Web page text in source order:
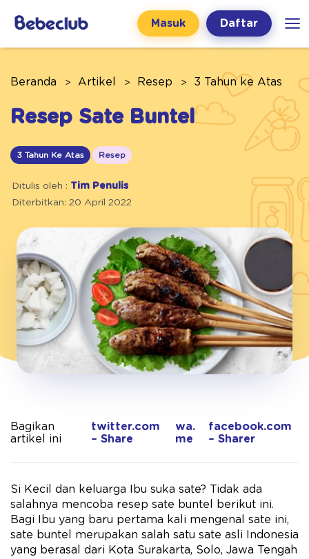
Masuk Daftar
Beranda Artikel Resep 3 Tahun ke Atas
Resep Sate Buntel
3 Tahun Ke Atas Resep
Ditulis oleh : Tim Penulis
Diterbitkan: 20 April 2022
Bagikan
artikel ini
twitter.com
– Share
wa.
me
facebook.com
– Sharer
Si Kecil dan keluarga Ibu suka sate? Tidak ada
salahnya mencoba resep sate buntel berikut ini.
Bagi Ibu yang baru pertama kali mengenal sate ini,
sate buntel merupakan salah satu sate asli Indonesia
yang berasal dari Kota Surakarta, Solo, Jawa Tengah